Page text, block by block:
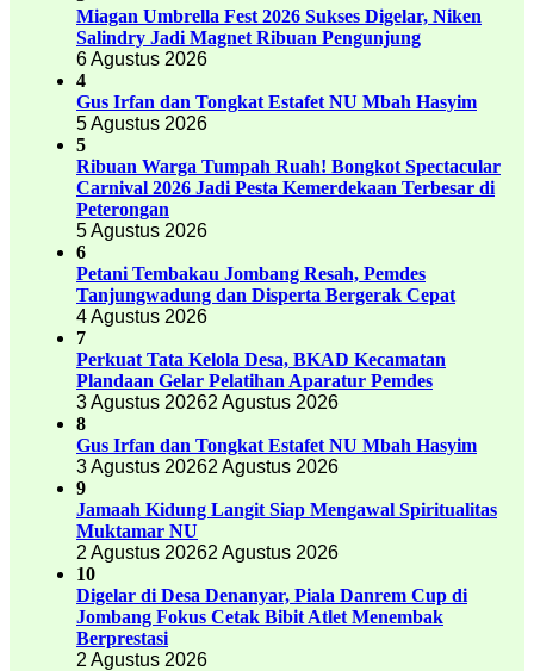
Miagan Umbrella Fest 2026 Sukses Digelar, Niken
Salindry Jadi Magnet Ribuan Pengunjung
6 Agustus 2026
4
Gus Irfan dan Tongkat Estafet NU Mbah Hasyim
5 Agustus 2026
5
Ribuan Warga Tumpah Ruah! Bongkot Spectacular
Carnival 2026 Jadi Pesta Kemerdekaan Terbesar di
Peterongan
5 Agustus 2026
6
Petani Tembakau Jombang Resah, Pemdes
Tanjungwadung dan Disperta Bergerak Cepat
4 Agustus 2026
7
Perkuat Tata Kelola Desa, BKAD Kecamatan
Plandaan Gelar Pelatihan Aparatur Pemdes
3 Agustus 20262 Agustus 2026
8
Gus Irfan dan Tongkat Estafet NU Mbah Hasyim
3 Agustus 20262 Agustus 2026
9
Jamaah Kidung Langit Siap Mengawal Spiritualitas
Muktamar NU
2 Agustus 20262 Agustus 2026
10
Digelar di Desa Denanyar, Piala Danrem Cup di
Jombang Fokus Cetak Bibit Atlet Menembak
Berprestasi
2 Agustus 2026